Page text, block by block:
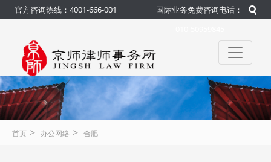
官方咨询热线：4001-666-001
国际业务免费咨询电话：
首页 > 办公网络 > 合肥